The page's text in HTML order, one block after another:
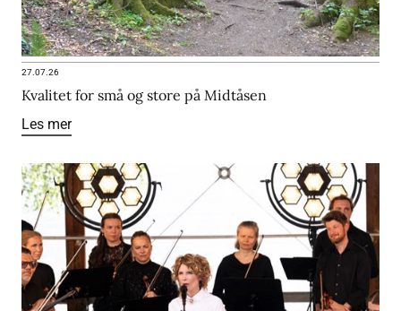
27.07.26
Kvalitet for små og store på Midtåsen
Les mer